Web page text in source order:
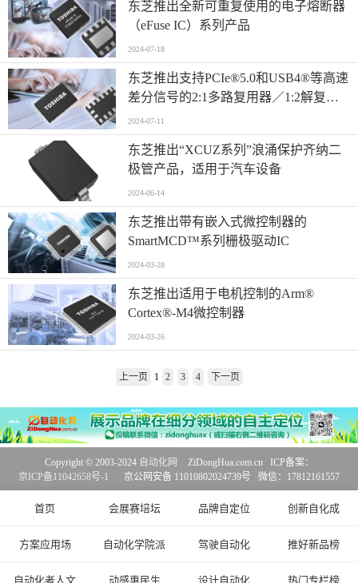
东芝推出全新可重复使用的电子熔断器
（eFuse IC）系列产品
2024-07-18
东芝推出支持PCIe®5.0和USB4®等高速
差分信号的2:1多路复用器／1:2解复用
器开关
2024-07-11
东芝推出“XCUZ系列”浪涌保护齐纳二
极管产品，适用于汽车设备
2024-06-14
东芝推出带有嵌入式微控制器的
SmartMCD™系列栅极驱动IC
2024-03-28
东芝推出适用于电机控制的Arm®
Cortex®-M4微控制器
2024-03-26
上一页 1 2 3 4 下一页
首页 会展赛培坛 品牌自定位 创新自化成
方案应用场 自动化学院派 驾驶自动化 推好新品榜
自动化者人文 动感惠民生 设计自动化 热门专栏榜
Copyright © 2003-2024 自动化网
ZiDongHua.com.cn ICP备案：
京ICP备11042658号-1
京公网安备 11010802024739号 微信：17812161557